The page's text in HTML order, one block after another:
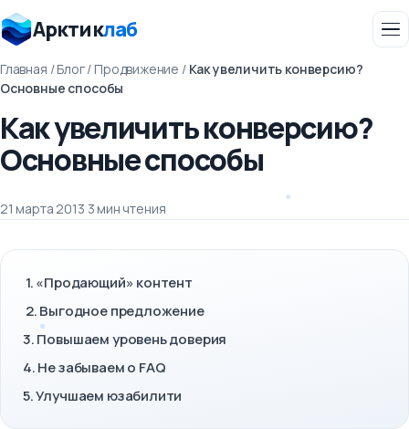
Арктиклаб
Главная /Блог/ Продвижение / Как увеличить конверсию?
Основные способы
Как увеличить конверсию?
Основные способы
21 марта 2013·3 мин чтения
1. «Продающий» контент
2. Выгодное предложение
3. Повышаем уровень доверия
4. Не забываем о FAQ
5. Улучшаем юзабилити